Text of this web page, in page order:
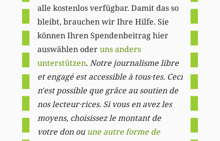
alle kostenlos verfügbar. Damit das so
bleibt, brauchen wir Ihre Hilfe. Sie
können Ihren Spendenbeitrag hier
auswählen oderuns anders
unterstützen. Notre journalisme libre
et engagé est accessible à tous·tes. Ceci
n'est possible que grâce au soutien de
nos lecteur·rices. Si vous en avez les
moyens, choisissez le montant de
votre don ou une autre forme de